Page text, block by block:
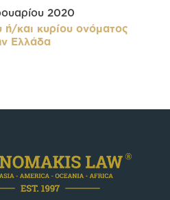
2020
και κυρίου ονόματος
Ελλάδα